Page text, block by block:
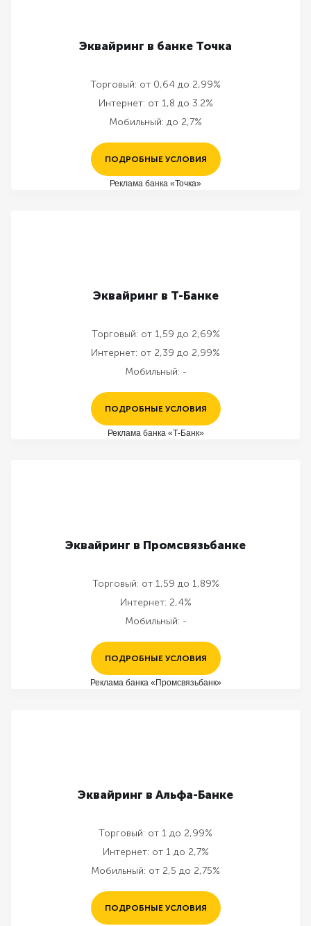
Эквайринг в банке Точка
Торговый: от 0,64 до 2,99%
Интернет: от 1,8 до 3.2%
Мобильный: до 2,7%
ПОДРОБНЫЕ УСЛОВИЯ
Реклама банка «Точка»
Эквайринг в Т-Банке
Торговый: от 1,59 до 2,69%
Интернет: от 2,39 до 2,99%
Мобильный: -
ПОДРОБНЫЕ УСЛОВИЯ
Реклама банка «Т-Банк»
Эквайринг в Промсвязьбанке
Торговый: от 1,59 до 1,89%
Интернет: 2,4%
Мобильный: -
ПОДРОБНЫЕ УСЛОВИЯ
Реклама банка «Промсвязьбанк»
Эквайринг в Альфа-Банке
Торговый: от 1 до 2,99%
Интернет: от 1 до 2,7%
Мобильный: от 2,5 до 2,75%
ПОДРОБНЫЕ УСЛОВИЯ